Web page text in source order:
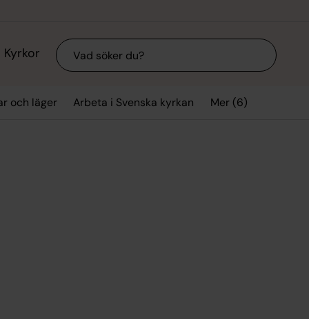
Kyrkor Sök
och läger Arbeta i Svenska kyrkan Mer (6)